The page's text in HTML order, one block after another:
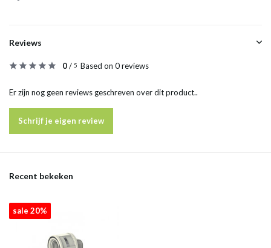
Reviews
0/ 5 Based on 0 reviews
Er zijn nog geen reviews geschreven over dit product..
Schrijf je eigen review
Recent bekeken
sale 20%